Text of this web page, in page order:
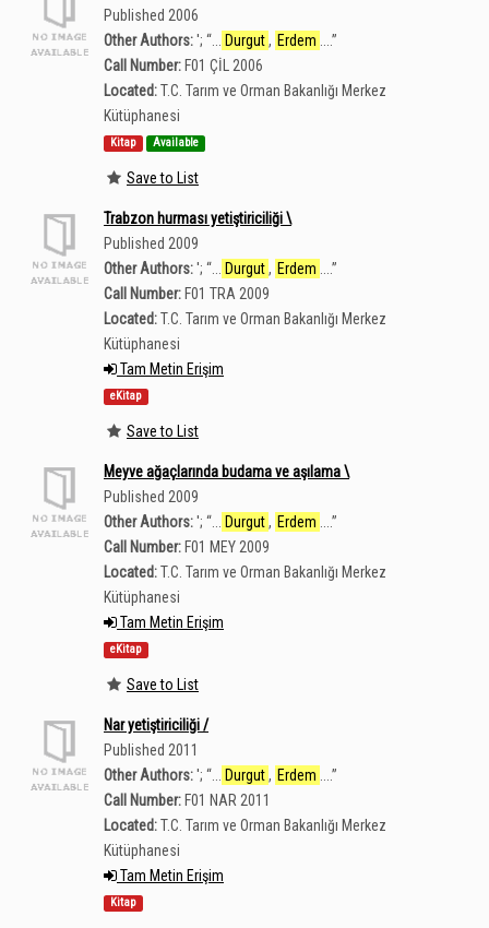
Published 2006
Other Authors:'; “ Durgut , Erdem ....”
Call Number: F01 ÇİL 2006
Located:T.C. Tarım ve Orman Bakanlığı Merkez
Kütüphanesi
Kitap Available
Save to List
Trabzon hurması yetiştiriciliği \
Published 2009
Other Authors:'; “ Durgut , Erdem ....”
Call Number: F01 TRA 2009
Located:T.C. Tarım ve Orman Bakanlığı Merkez
Kütüphanesi
Tam Metin Erişim
eKitap
Save to List
Meyve ağaçlarında budama ve aşılama \
Published 2009
Other Authors:'; “ Durgut , Erdem ....”
Call Number: F01 MEY 2009
Located:T.C. Tarım ve Orman Bakanlığı Merkez
Kütüphanesi
Tam Metin Erişim
eKitap
Save to List
Nar yetiştiriciliği /
Published 2011
Other Authors:'; “ Durgut , Erdem ....”
Call Number: F01 NAR 2011
Located:T.C. Tarım ve Orman Bakanlığı Merkez
Kütüphanesi
Tam Metin Erişim
Kitap